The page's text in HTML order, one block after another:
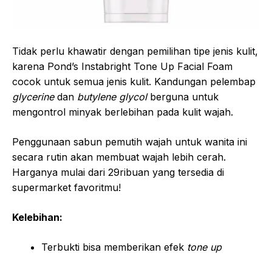
Tidak perlu khawatir dengan pemilihan tipe jenis kulit,
karena Pond’s Instabright Tone Up Facial Foam
cocok untuk semua jenis kulit. Kandungan pelembap
glycerinedan butylene glycolberguna untuk
mengontrol minyak berlebihan pada kulit wajah.
Penggunaan sabun pemutih wajah untuk wanita ini
secara rutin akan membuat wajah lebih cerah.
Harganya mulai dari 29ribuan yang tersedia di
supermarket favoritmu!
Kelebihan:
Terbukti bisa memberikan efek tone up